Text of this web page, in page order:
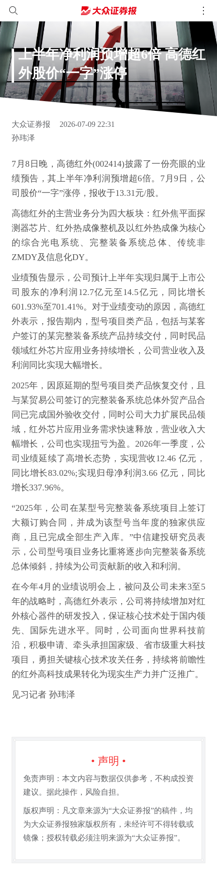
上半年净利润预增超6倍 高德红
外股价“一字”涨停
大众证券报
2026-07-09 22:31
孙玮泽
7月8日晚，高德红外(002414)披露了一份亮眼的业
绩预告，其上半年净利润预增超6倍。7月9日，公
司股价“一字”涨停，报收于13.31元/股。
高德红外的主营业务分为四大板块：红外焦平面探
测器芯片、红外热成像整机及以红外热成像为核心
的综合光电系统、完整装备系统总体、传统非
ZMDY及信息化DY。
业绩预告显示，公司预计上半年实现归属于上市公
司股东的净利润12.7亿元至14.5亿元，同比增长
601.93%至701.41%。对于业绩变动的原因，高德红
外表示，报告期内，型号项目类产品，包括与某客
户签订的某完整装备系统产品持续交付，同时民品
领域红外芯片应用业务持续增长，公司营业收入及
利润同比实现大幅增长。
2025年，因原延期的型号项目类产品恢复交付，且
与某贸易公司签订的完整装备系统总体外贸产品合
同已完成国外验收交付，同时公司大力扩展民品领
域，红外芯片应用业务需求快速释放，营业收入大
幅增长，公司也实现扭亏为盈。2026年一季度，公
司业绩延续了高增长态势，实现营收12.46 亿元，
同比增长83.02%;实现归母净利润3.66 亿元，同比
增长337.96%。
“2025年，公司在某型号完整装备系统项目上签订
大额订购合同，并成为该型号当年度的独家供应
商，且已完成全部生产入库。”中信建投研究员表
示，公司型号项目业务比重将逐步向完整装备系统
总体倾斜，持续为公司贡献新的收入和利润。
在今年4月的业绩说明会上，被问及公司未来3至5
年的战略时，高德红外表示，公司将持续增加对红
外核心器件的研发投入，保证核心技术处于国内领
先、国际先进水平。同时，公司面向世界科技前
沿，积极申请、牵头承担国家级、省市级重大科技
项目，勇担关键核心技术攻关任务，持续将前瞻性
的红外高科技成果转化为现实生产力并广泛推广。
见习记者 孙玮泽
• 声明 •
免责声明：本文内容与数据仅供参考，不构成投资
建议。据此操作，风险自担。
版权声明：凡文章来源为“大众证券报”的稿件，均
为大众证券报独家版权所有，未经许可不得转载或
镜像；授权转载必须注明来源为“大众证券报”。